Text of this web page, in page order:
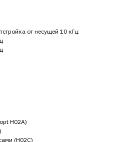
от несущей 10 кГц:
H02A)
(H02C)